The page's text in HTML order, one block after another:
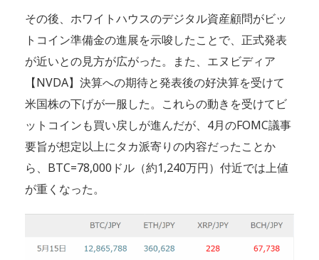
その後、ホワイトハウスのデジタル資産顧問がビッ
トコイン準備金の進展を示唆したことで、正式発表
が近いとの見方が広がった。また、エヌビディア
【NVDA】決算への期待と発表後の好決算を受けて
米国株の下げが一服した。これらの動きを受けてビ
ットコインも買い戻しが進んだが、4月のFOMC議事
要旨が想定以上にタカ派寄りの内容だったことか
ら、BTC=78,000ドル（約1,240万円）付近では上値
が重くなった。